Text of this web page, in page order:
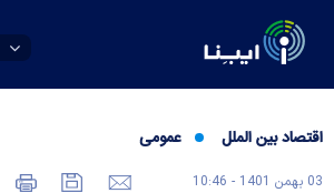
اقتصاد بین الملل عمومی
03 بهمن 1401 - 10:46